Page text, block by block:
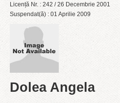
Licență Nr. : 242 / 26 Decembrie 2001
Suspendat(ă) : 01 Aprilie 2009
Dolea Angela